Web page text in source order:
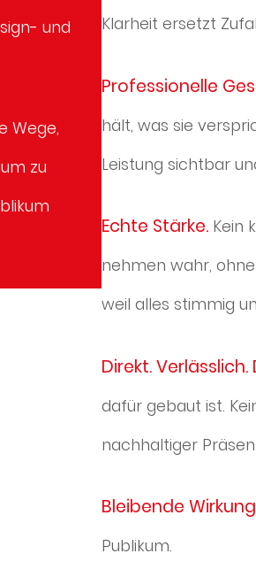
und
Wege,
zu
Klarheit ersetzt
Professionelle
hält, was sie
Leistung sichtbar
Echte Stärke. Kein
nehmen wahr,
weil alles stimmig
Direkt.
dafür gebaut ist.
nachhaltiger
Bleibende
Publikum.